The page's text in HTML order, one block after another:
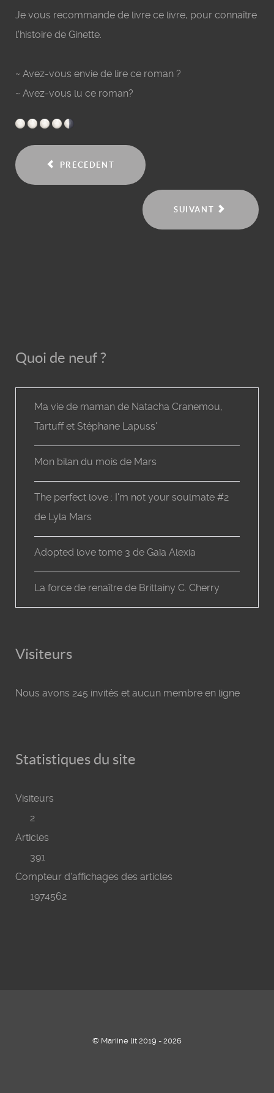
Je vous recommande de livre ce livre, pour connaître
l'histoire de Ginette.
~ Avez-vous envie de lire ce roman ?
~ Avez-vous lu ce roman?
PRÉCÉDENT
SUIVANT
Quoi de neuf ?
Ma vie de maman de Natacha Cranemou,
Tartuff et Stéphane Lapuss'
Mon bilan du mois de Mars
The perfect love : I'm not your soulmate #2
de Lyla Mars
Adopted love tome 3 de Gaïa Alexia
La force de renaître de Brittainy C. Cherry
Visiteurs
Nous avons 245 invités et aucun membre en ligne
Statistiques du site
Visiteurs
2
Articles
391
Compteur d'affichages des articles
1974562
© Mariine lit 2019 - 2026